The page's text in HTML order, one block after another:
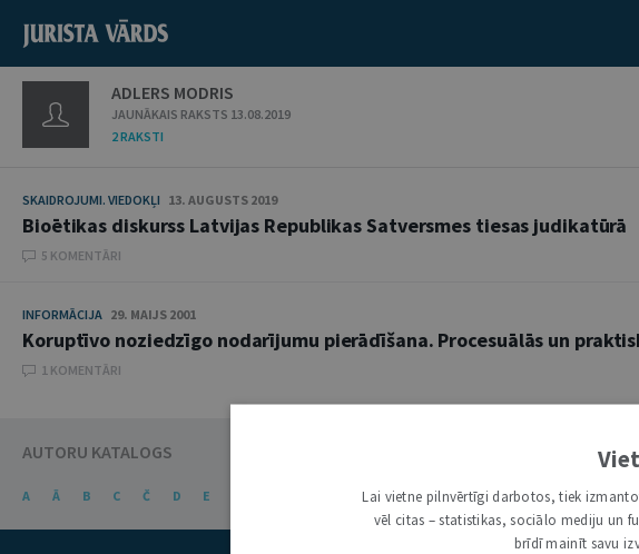
ADLERS MODRIS
JAUNĀKAIS RAKSTS 13.08.2019
2 RAKSTI
SKAIDROJUMI. VIEDOKĻI 13. AUGUSTS 2019
Bioētikas diskurss Latvijas Republikas Satversmes tiesas judikatūrā
5 KOMENTĀRI
INFORMĀCIJA 29. MAIJS 2001
Koruptīvo noziedzīgo nodarījumu pierādīšana. Procesuālās un
1 KOMENTĀRI
AUTORU KATALOGS
A Ā B C Č D E I J K Ķ L Ļ M N Ņ
Lai vietne pilnvērtīgi darbotos, tiek
vēl citas – statistikas, sociālo mediju un
brīdī mainīt savu